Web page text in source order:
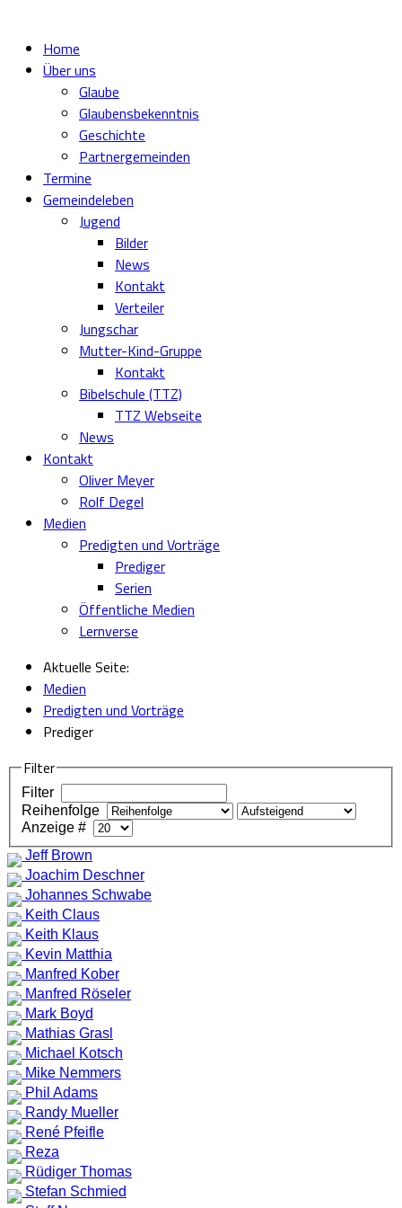
Home
Über uns
Glaube
Glaubensbekenntnis
Geschichte
Partnergemeinden
Termine
Gemeindeleben
Jugend
Bilder
News
Kontakt
Verteiler
Jungschar
Mutter-Kind-Gruppe
Kontakt
Bibelschule (TTZ)
TTZ Webseite
News
Kontakt
Oliver Meyer
Rolf Degel
Medien
Predigten und Vorträge
Prediger
Serien
Öffentliche Medien
Lernverse
Aktuelle Seite:
Medien
Predigten und Vorträge
Prediger
Filter
Filter
Reihenfolge
Anzeige #
Jeff Brown
Joachim Deschner
Johannes Schwabe
Keith Claus
Keith Klaus
Kevin Matthia
Manfred Kober
Manfred Röseler
Mark Boyd
Mathias Grasl
Michael Kotsch
Mike Nemmers
Phil Adams
Randy Mueller
René Pfeifle
Reza
Rüdiger Thomas
Stefan Schmied